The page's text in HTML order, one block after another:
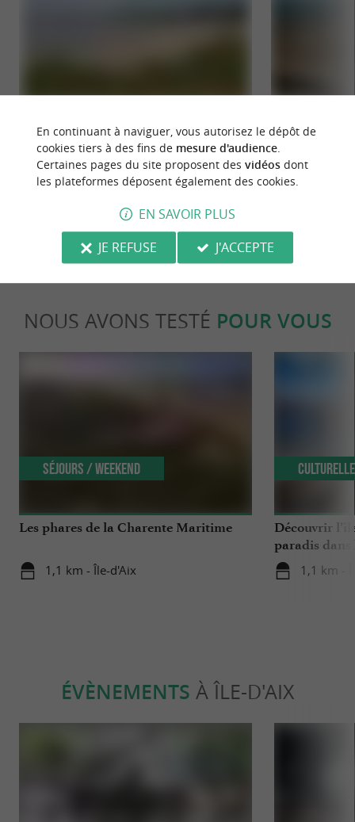
Une plage située à l'est de l'île, avec quelques
rochers qui se dévoilent à marée basse. Elle est
sauvage, non ...
Le Pertuis
de Ré et l’île
NOUS AVONS TESTÉ POUR VOUS
Les phares de la Charente Maritime
1,1 km - Île-d'Aix
Séjours / Weekend
Découvrir
paradis dans
1,1 km -
Culturelle
ÉVÈNEMENTS À ÎLE-D'AIX
En continuant à naviguer, vous autorisez le dépôt de
cookies tiers à des fins de mesure d'audience.
Certaines pages du site proposent des vidéosdont
les plateformes déposent également des cookies.
EN SAVOIR PLUS
JE REFUSE
J'ACCEPTE